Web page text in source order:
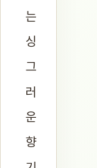
는
싱
그
러
운
향